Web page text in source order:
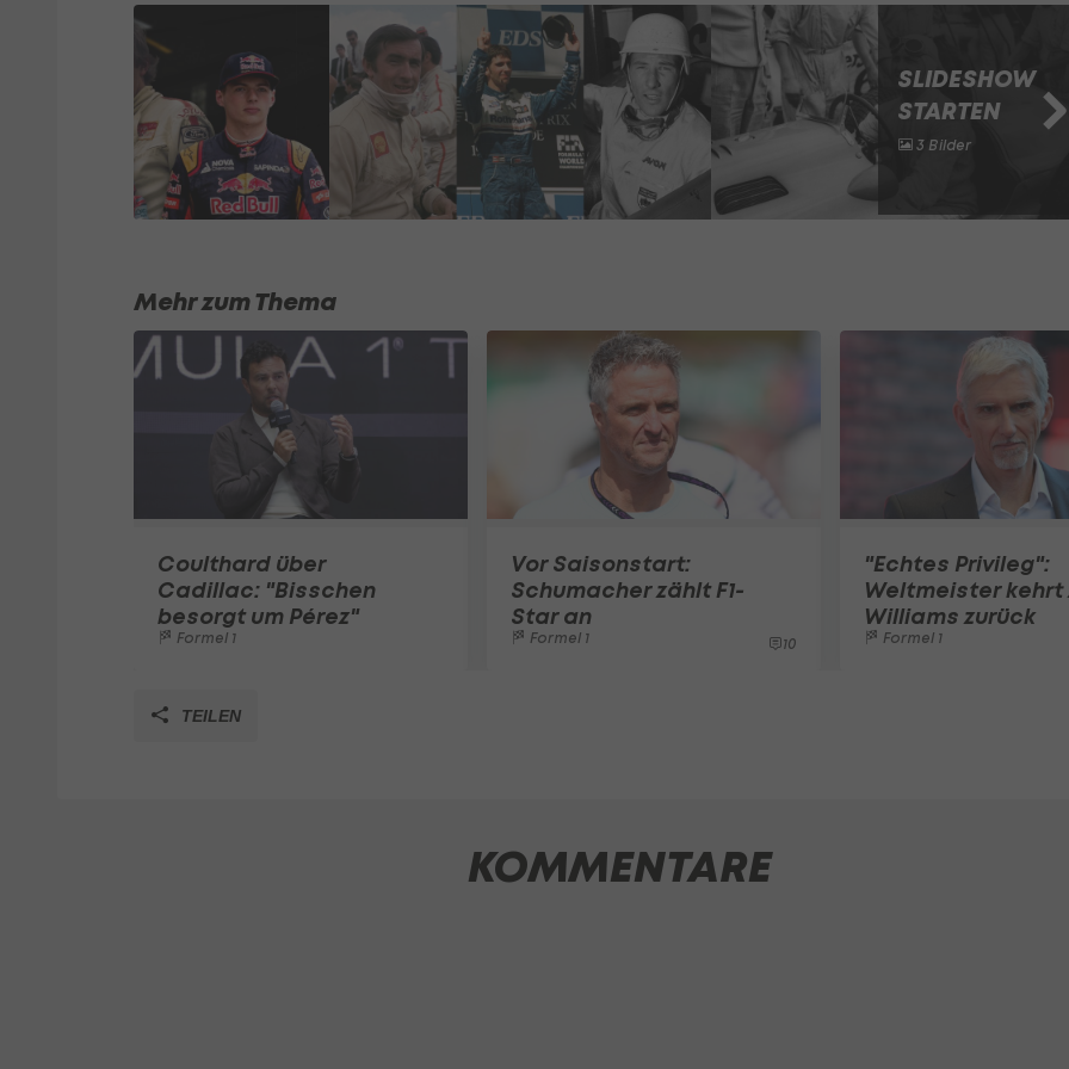
SLIDESHOW
STARTEN
3 Bilder
Mehr zum Thema
Coulthard über
Cadillac: "Bisschen
besorgt um Pérez"
Formel 1
Vor Saisonstart:
Schumacher zählt F1-
Star an
Formel 1 10
"Echtes Privileg":
Weltmeister kehrt
Williams zurück
Formel 1
TEILEN
KOMMENTARE